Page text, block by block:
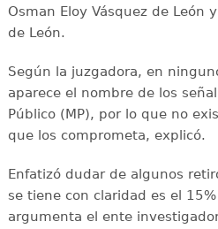
Osman Eloy Vásquez de León
de León.
Según la juzgadora, en
aparece el nombre de los
Público (MP), por lo que no
que los comprometa, explicó.
Enfatizó dudar de algunos
se tiene con claridad es el
argumenta el ente